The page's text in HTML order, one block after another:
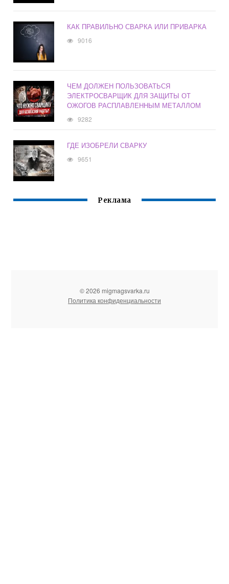
КАК ПРАВИЛЬНО СВАРКА ИЛИ ПРИВАРКА
9016
ЧЕМ ДОЛЖЕН ПОЛЬЗОВАТЬСЯ
ЭЛЕКТРОСВАРЩИК ДЛЯ ЗАЩИТЫ ОТ
ОЖОГОВ РАСПЛАВЛЕННЫМ МЕТАЛЛОМ
9282
ГДЕ ИЗОБРЕЛИ СВАРКУ
9651
Реклама
© 2026 migmagsvarka.ru
Политика конфиденциальности